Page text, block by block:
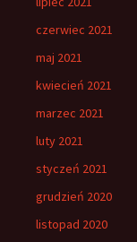
czerwiec 2021
maj 2021
kwiecień 2021
marzec 2021
luty 2021
styczeń 2021
grudzień 2020
listopad 2020